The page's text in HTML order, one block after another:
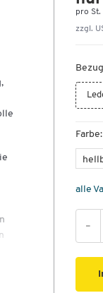
pro St.
zzgl.
Farbe:
alle
-